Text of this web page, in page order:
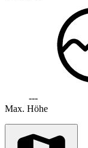
---
Max. Höhe